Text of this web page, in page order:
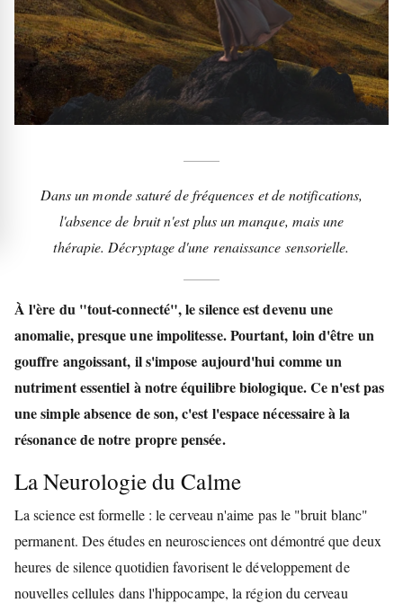
Dans un monde saturé de fréquences et de notifications,
l'absence de bruit n'est plus un manque, mais une
thérapie. Décryptage d'une renaissance sensorielle.
À l'ère du "tout-connecté", le silence est devenu une
anomalie, presque une impolitesse. Pourtant, loin d'être un
gouffre angoissant, il s'impose aujourd'hui comme un
nutriment essentiel à notre équilibre biologique. Ce n'est pas
une simple absence de son, c'est l'espace nécessaire à la
résonance de notre propre pensée.
La Neurologie du Calme
La science est formelle : le cerveau n'aime pas le "bruit blanc"
permanent. Des études en neurosciences ont démontré que deux
heures de silence quotidien favorisent le développement de
nouvelles cellules dans l'hippocampe, la région du cerveau